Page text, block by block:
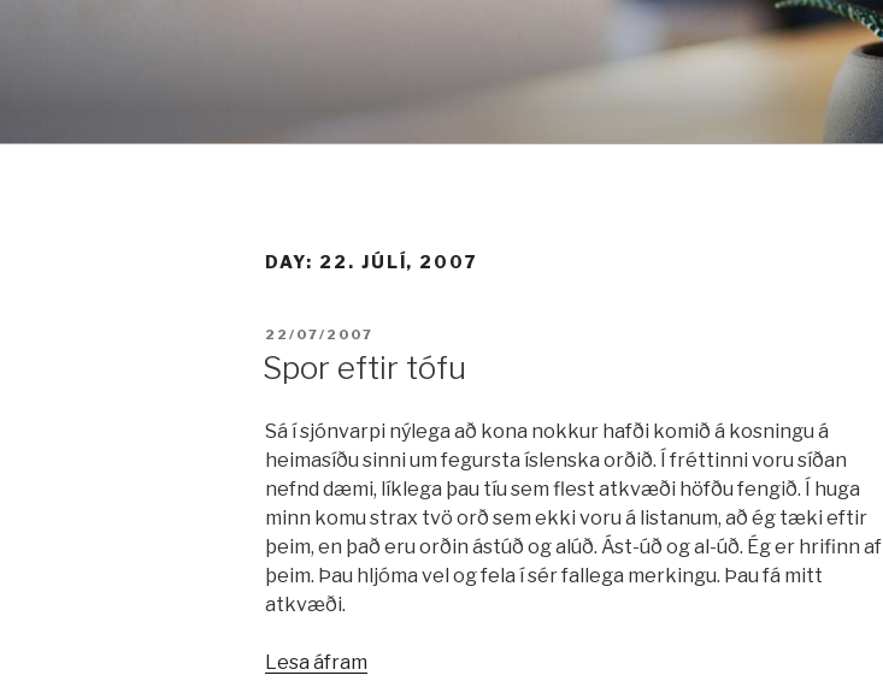
DAY: 22. JÚLÍ, 2007
BIRT:
22/07/2007
Spor eftir tófu
Sá í sjónvarpi nýlega að kona nokkur hafði komið á kosningu á
heimasíðu sinni um fegursta íslenska orðið. Í fréttinni voru síðan
nefnd dæmi, líklega þau tíu sem flest atkvæði höfðu fengið. Í huga
minn komu strax tvö orð sem ekki voru á listanum, að ég tæki eftir
þeim, en það eru orðin ástúð og alúð. Ást-úð og al-úð. Ég er hrifinn af
þeim. Þau hljóma vel og fela í sér fallega merkingu. Þau fá mitt
atkvæði.
Lesa áfram